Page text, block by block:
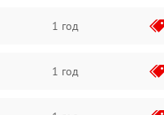
1 год
1 год